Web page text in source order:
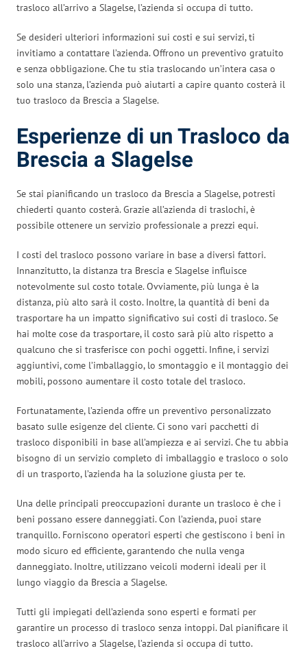
trasloco all’arrivo a Slagelse, l’azienda si occupa di tutto.
Se desideri ulteriori informazioni sui costi e sui servizi, ti
invitiamo a contattare l’azienda. Offrono un preventivo gratuito
e senza obbligazione. Che tu stia traslocando un’intera casa o
solo una stanza, l’azienda può aiutarti a capire quanto costerà il
tuo trasloco da Brescia a Slagelse.
Esperienze di un Trasloco da
Brescia a Slagelse
Se stai pianificando un trasloco da Brescia a Slagelse, potresti
chiederti quanto costerà. Grazie all’azienda di traslochi, è
possibile ottenere un servizio professionale a prezzi equi.
I costi del trasloco possono variare in base a diversi fattori.
Innanzitutto, la distanza tra Brescia e Slagelse influisce
notevolmente sul costo totale. Ovviamente, più lunga è la
distanza, più alto sarà il costo. Inoltre, la quantità di beni da
trasportare ha un impatto significativo sui costi di trasloco. Se
hai molte cose da trasportare, il costo sarà più alto rispetto a
qualcuno che si trasferisce con pochi oggetti. Infine, i servizi
aggiuntivi, come l’imballaggio, lo smontaggio e il montaggio dei
mobili, possono aumentare il costo totale del trasloco.
Fortunatamente, l’azienda offre un preventivo personalizzato
basato sulle esigenze del cliente. Ci sono vari pacchetti di
trasloco disponibili in base all’ampiezza e ai servizi. Che tu abbia
bisogno di un servizio completo di imballaggio e trasloco o solo
di un trasporto, l’azienda ha la soluzione giusta per te.
Una delle principali preoccupazioni durante un trasloco è che i
beni possano essere danneggiati. Con l’azienda, puoi stare
tranquillo. Forniscono operatori esperti che gestiscono i beni in
modo sicuro ed efficiente, garantendo che nulla venga
danneggiato. Inoltre, utilizzano veicoli moderni ideali per il
lungo viaggio da Brescia a Slagelse.
Tutti gli impiegati dell’azienda sono esperti e formati per
garantire un processo di trasloco senza intoppi. Dal pianificare il
trasloco all’arrivo a Slagelse, l’azienda si occupa di tutto.